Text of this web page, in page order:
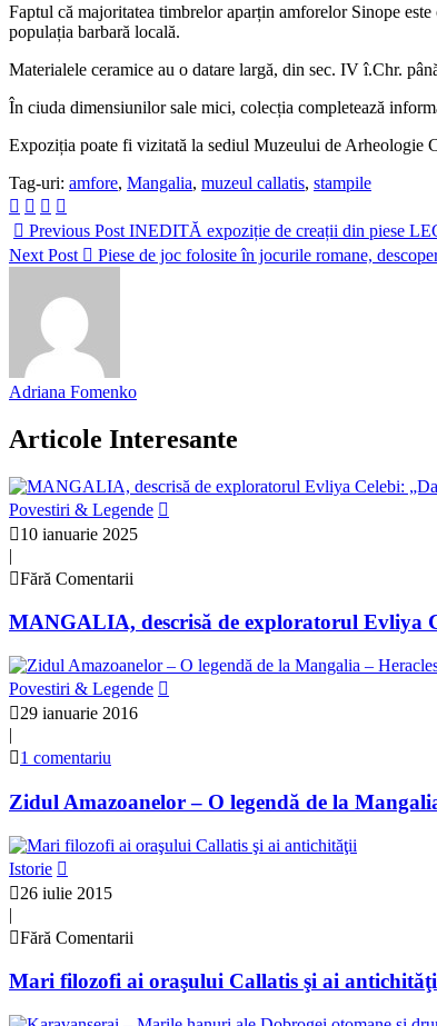
Faptul că majoritatea timbrelor aparțin amforelor Sinope
populația barbară locală.
Materialele ceramice au o datare largă, din sec. IV î.Chr.
În ciuda dimensiunilor sale mici, colecția completează
Expoziția poate fi vizitată la sediul Muzeului de Arheologie
Tag-uri: amfore, Mangalia, muzeul callatis, stampile
Previous Post INEDITĂ expoziție de creații din piese
Next Post
Piese de joc folosite în jocurile romane,
Adriana Fomenko
Articole Interesante
Povestiri & Legende
10 ianuarie 2025
|
Fără Comentarii
MANGALIA, descrisă de exploratorul Evliya
Povestiri & Legende
29 ianuarie 2016
|
1 comentariu
Zidul Amazoanelor – O legendă de la
Istorie
26 iulie 2015
|
Fără Comentarii
Mari filozofi ai oraşului Callatis şi ai